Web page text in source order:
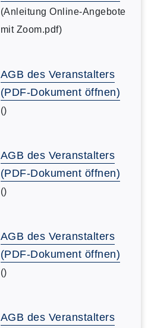
(Anleitung Online-Angebote
mit Zoom.pdf)
AGB des Veranstalters
(PDF-Dokument öffnen)
()
AGB des Veranstalters
(PDF-Dokument öffnen)
()
AGB des Veranstalters
(PDF-Dokument öffnen)
()
AGB des Veranstalters